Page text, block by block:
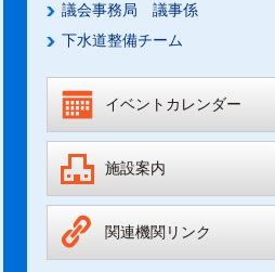
議会事務局 議事係
下水道整備チーム
イベントカレンダー
施設案内
関連機関リンク